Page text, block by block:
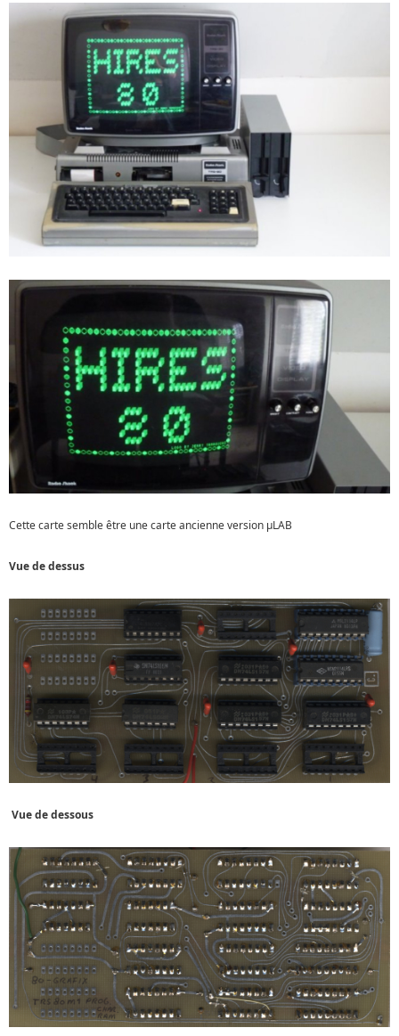
Cette carte semble être une carte ancienne version µLAB
Vue de dessus
Vue de dessous